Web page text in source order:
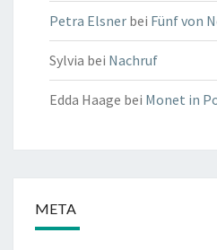
Petra Elsner bei Fünf von
Sylvia bei Nachruf
Edda Haage bei Monet in
META